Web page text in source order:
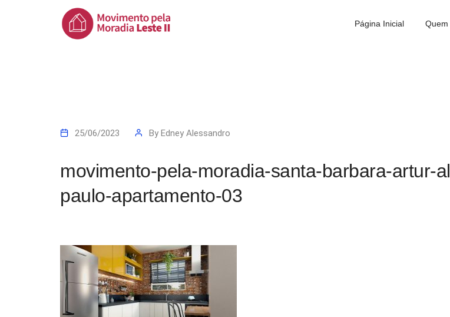
Página Inicial Quem
25/06/2023 By Edney Alessandro
movimento-pela-moradia-santa-barbara-artur-
paulo-apartamento-03